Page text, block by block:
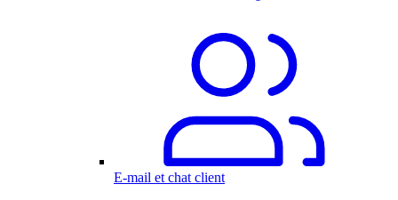
E-mail et chat client